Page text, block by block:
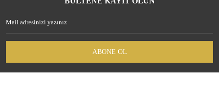
ABONE OL